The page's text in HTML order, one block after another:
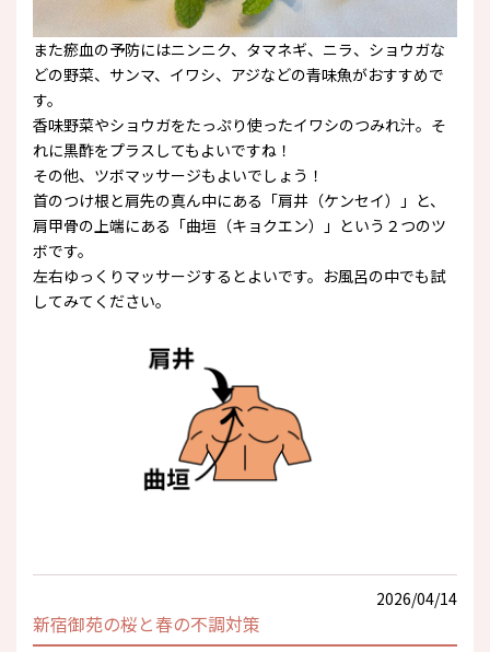
また瘀血の予防にはニンニク、タマネギ、ニラ、ショウガな
どの野菜、サンマ、イワシ、アジなどの青味魚がおすすめで
す。
香味野菜やショウガをたっぷり使ったイワシのつみれ汁。そ
れに黒酢をプラスしてもよいですね！
その他、ツボマッサージもよいでしょう！
首のつけ根と肩先の真ん中にある「肩井（ケンセイ）」と、
肩甲骨の上端にある「曲垣（キョクエン）」という２つのツ
ボです。
左右ゆっくりマッサージするとよいです。お風呂の中でも試
してみてください。
2026/04/14
新宿御苑の桜と春の不調対策